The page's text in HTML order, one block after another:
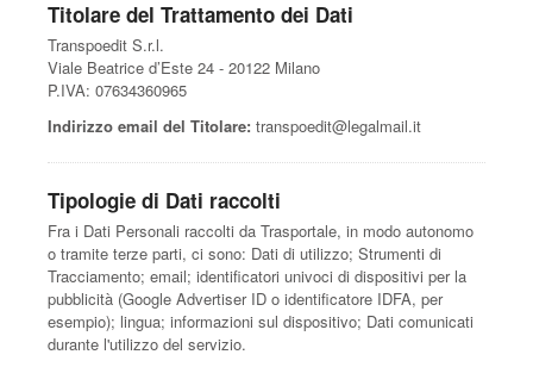
Titolare del Trattamento dei Dati
Transpoedit S.r.l.
Viale Beatrice d’Este 24 - 20122 Milano
P.IVA: 07634360965
Indirizzo email del Titolare: transpoedit@legalmail.it
Tipologie di Dati raccolti
Fra i Dati Personali raccolti da Trasportale, in modo autonomo
o tramite terze parti, ci sono: Dati di utilizzo; Strumenti di
Tracciamento; email; identificatori univoci di dispositivi per la
pubblicità (Google Advertiser ID o identificatore IDFA, per
esempio); lingua; informazioni sul dispositivo; Dati comunicati
durante l'utilizzo del servizio.